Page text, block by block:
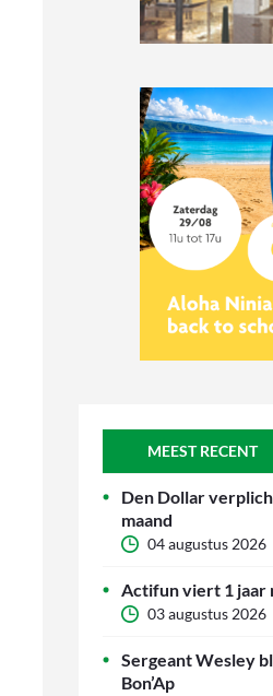
MEEST RECENT
Den Dollar
maand
04 augustus 2026
Actifun viert 1 jaar
03 augustus 2026
Sergeant Wesley
Bon’Ap